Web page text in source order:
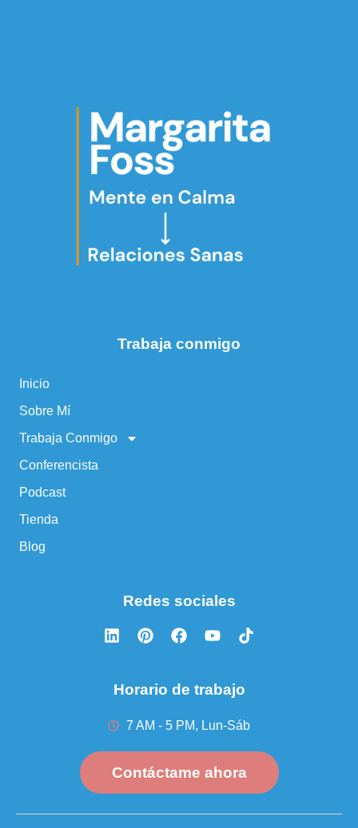
Trabaja conmigo
Inicio
Sobre Mí
Trabaja Conmigo
Conferencista
Podcast
Tienda
Blog
Redes sociales
Horario de trabajo
7 AM - 5 PM, Lun-Sáb
Contáctame ahora